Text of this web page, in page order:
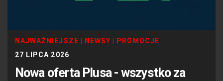
NAJWAŻNIEJSZE NEWSY
PROMOCJE
27 LIPCA 2026
Nowa oferta Plusa - wszystko za